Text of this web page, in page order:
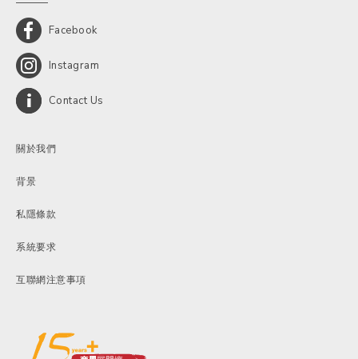
Facebook
Instagram
Contact Us
關於我們
背景
私隱條款
系統要求
互聯網注意事項